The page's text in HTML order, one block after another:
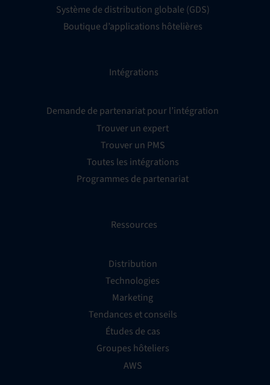
Système de distribution globale (GDS)
Boutique d’applications hôtelières
Intégrations
Demande de partenariat pour l’intégration
Trouver un expert
Trouver un PMS
Toutes les intégrations
Programmes de partenariat
Ressources
Distribution
Technologies
Marketing
Tendances et conseils
Études de cas
Groupes hôteliers
AWS